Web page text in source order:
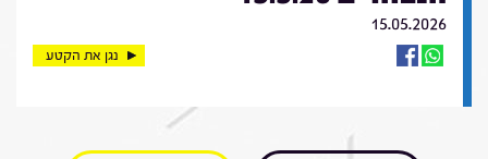
15.05.2026
נגן את הקטע